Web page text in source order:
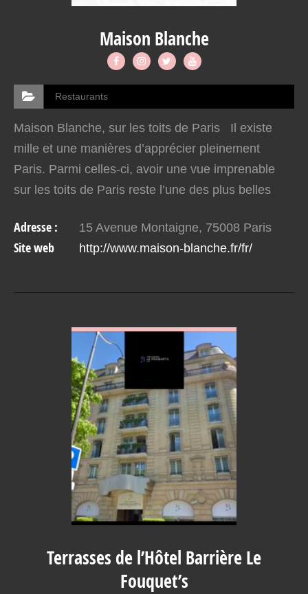
Maison Blanche
Restaurants
Maison Blanche, sur les toits de Paris Il existe
mille et une manières d’apprécier pleinement
Paris. Parmi celles-ci, avoir une vue imprenable
sur les toits de Paris reste l’une des plus belles
Adresse : 15 Avenue Montaigne, 75008 Paris
Site web http://www.maison-blanche.fr/fr/
Terrasses de l’Hôtel Barrière Le
Fouquet’s